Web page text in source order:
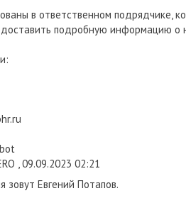
в ответственном подрядчике,
подробную информацию о
, 09.09.2023 02:21
Евгений Потапов.